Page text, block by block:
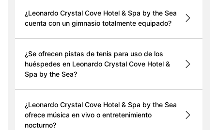
¿Leonardo Crystal Cove Hotel & Spa by the Sea
cuenta con un gimnasio totalmente equipado?
¿Se ofrecen pistas de tenis para uso de los
huéspedes en Leonardo Crystal Cove Hotel &
Spa by the Sea?
¿Leonardo Crystal Cove Hotel & Spa by the Sea
ofrece música en vivo o entretenimiento
nocturno?